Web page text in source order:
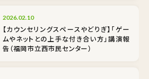
2026.02.10
【カウンセリングスペースやどりぎ】「ゲー
ムやネットとの上手な付き合い方」講演報
告（福岡市立西市民センター）